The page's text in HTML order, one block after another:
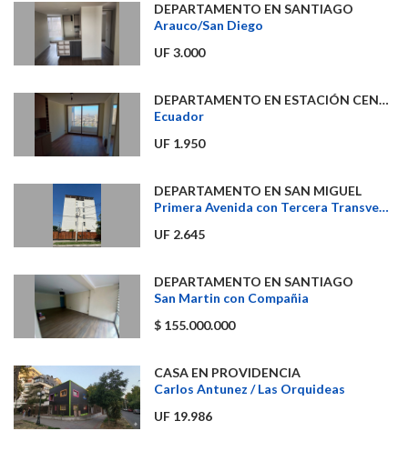
DEPARTAMENTO EN SANTIAGO
Arauco/San Diego
UF 3.000
DEPARTAMENTO EN ESTACIÓN CENTRAL
Ecuador
UF 1.950
DEPARTAMENTO EN SAN MIGUEL
Primera Avenida con Tercera Transversal
UF 2.645
DEPARTAMENTO EN SANTIAGO
San Martin con Compañia
$ 155.000.000
CASA EN PROVIDENCIA
Carlos Antunez / Las Orquideas
UF 19.986